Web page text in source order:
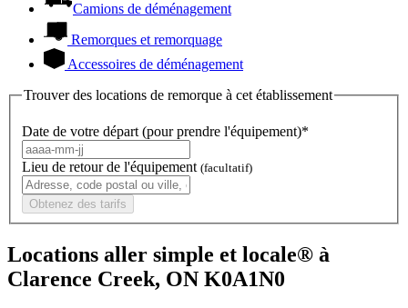
Camions de déménagement
Remorques et remorquage
Accessoires de déménagement
Trouver des locations de remorque à cet établissement
Date de votre départ (pour prendre l'équipement)*
Lieu de retour de l'équipement (facultatif)
Obtenez des tarifs
Locations aller simple et locale® à
Clarence Creek, ON K0A1N0